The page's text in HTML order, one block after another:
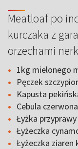
Meatloaf po
kurczaka z
orzechami
1kg mielonego
Pęczek
Kapusta
Cebula czerwona
Łyżka
Łyżeczka
Łyżeczka ziaren